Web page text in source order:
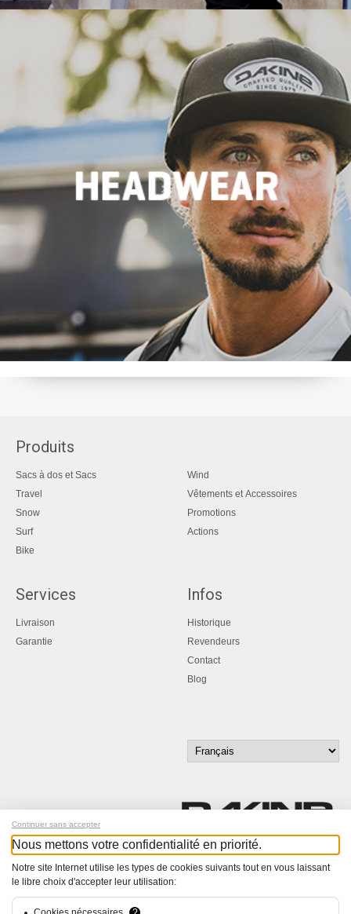
Produits
Sacs à dos et Sacs
Travel
Snow
Surf
Bike
Wind
Vêtements et Accessoires
Promotions
Actions
Services
Livraison
Garantie
Infos
Historique
Revendeurs
Contact
Blog
© Bucher+Walt 2011-2026
Tous droits réservés - Informations non contractuelles
Continuer sans accepter
Nous mettons votre confidentialité en priorité.
Notre site Internet utilise les types de cookies suivants tout en vous laissant
le libre choix d'accepter leur utilisation: